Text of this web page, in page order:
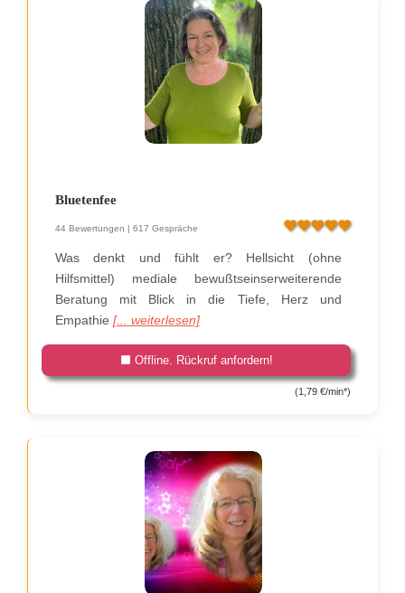
Bluetenfee
44 Bewertungen | 617 Gespräche
Was denkt und fühlt er? Hellsicht (ohne
Hilfsmittel) mediale bewußtseinserweiterende
Beratung mit Blick in die Tiefe, Herz und
Empathie [... weiterlesen]
Offline. Rückruf anfordern!
(1,79 €/min*)